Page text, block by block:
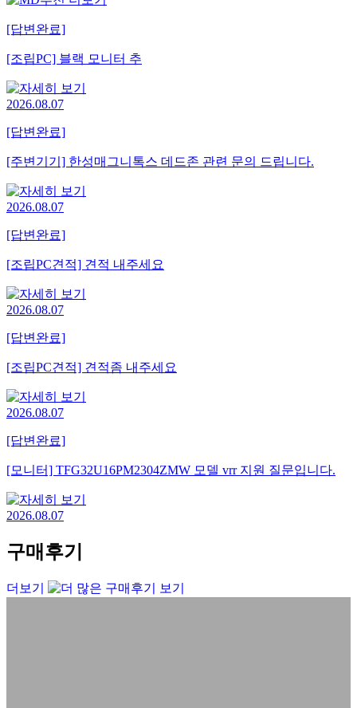
[답변완료]
[조립PC] 블랙 모니터 추
2026.08.07
[답변완료]
[주변기기] 한성매그니톡스 데드존 관련 문의 드립니다.
2026.08.07
[답변완료]
[조립PC견적] 견적 내주세요
2026.08.07
[답변완료]
[조립PC견적] 견적좀 내주세요
2026.08.07
[답변완료]
[모니터] TFG32U16PM2304ZMW 모델 vrr 지원 질문입니다.
2026.08.07
구매후기
더보기